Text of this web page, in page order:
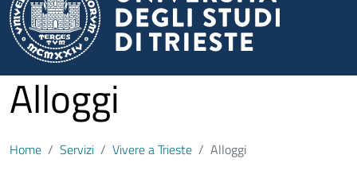
Alloggi
Home Servizi Vivere a Trieste Alloggi